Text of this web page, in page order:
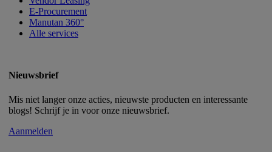
E-Procurement
Manutan 360°
Alle services
Nieuwsbrief
Mis niet langer onze acties, nieuwste producten en interessante
blogs! Schrijf je in voor onze nieuwsbrief.
Aanmelden